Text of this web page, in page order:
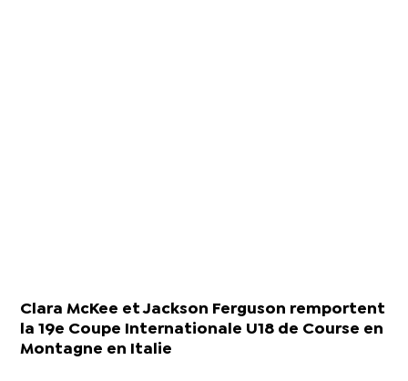
Clara McKee et Jackson Ferguson remportent
la 19e Coupe Internationale U18 de Course en
Montagne en Italie